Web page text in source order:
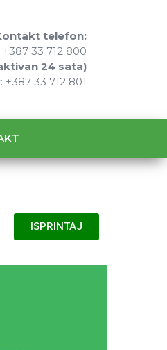
telefon:
33 712 800
24 sata)
+387 33 712 801
ISPRINTAJ